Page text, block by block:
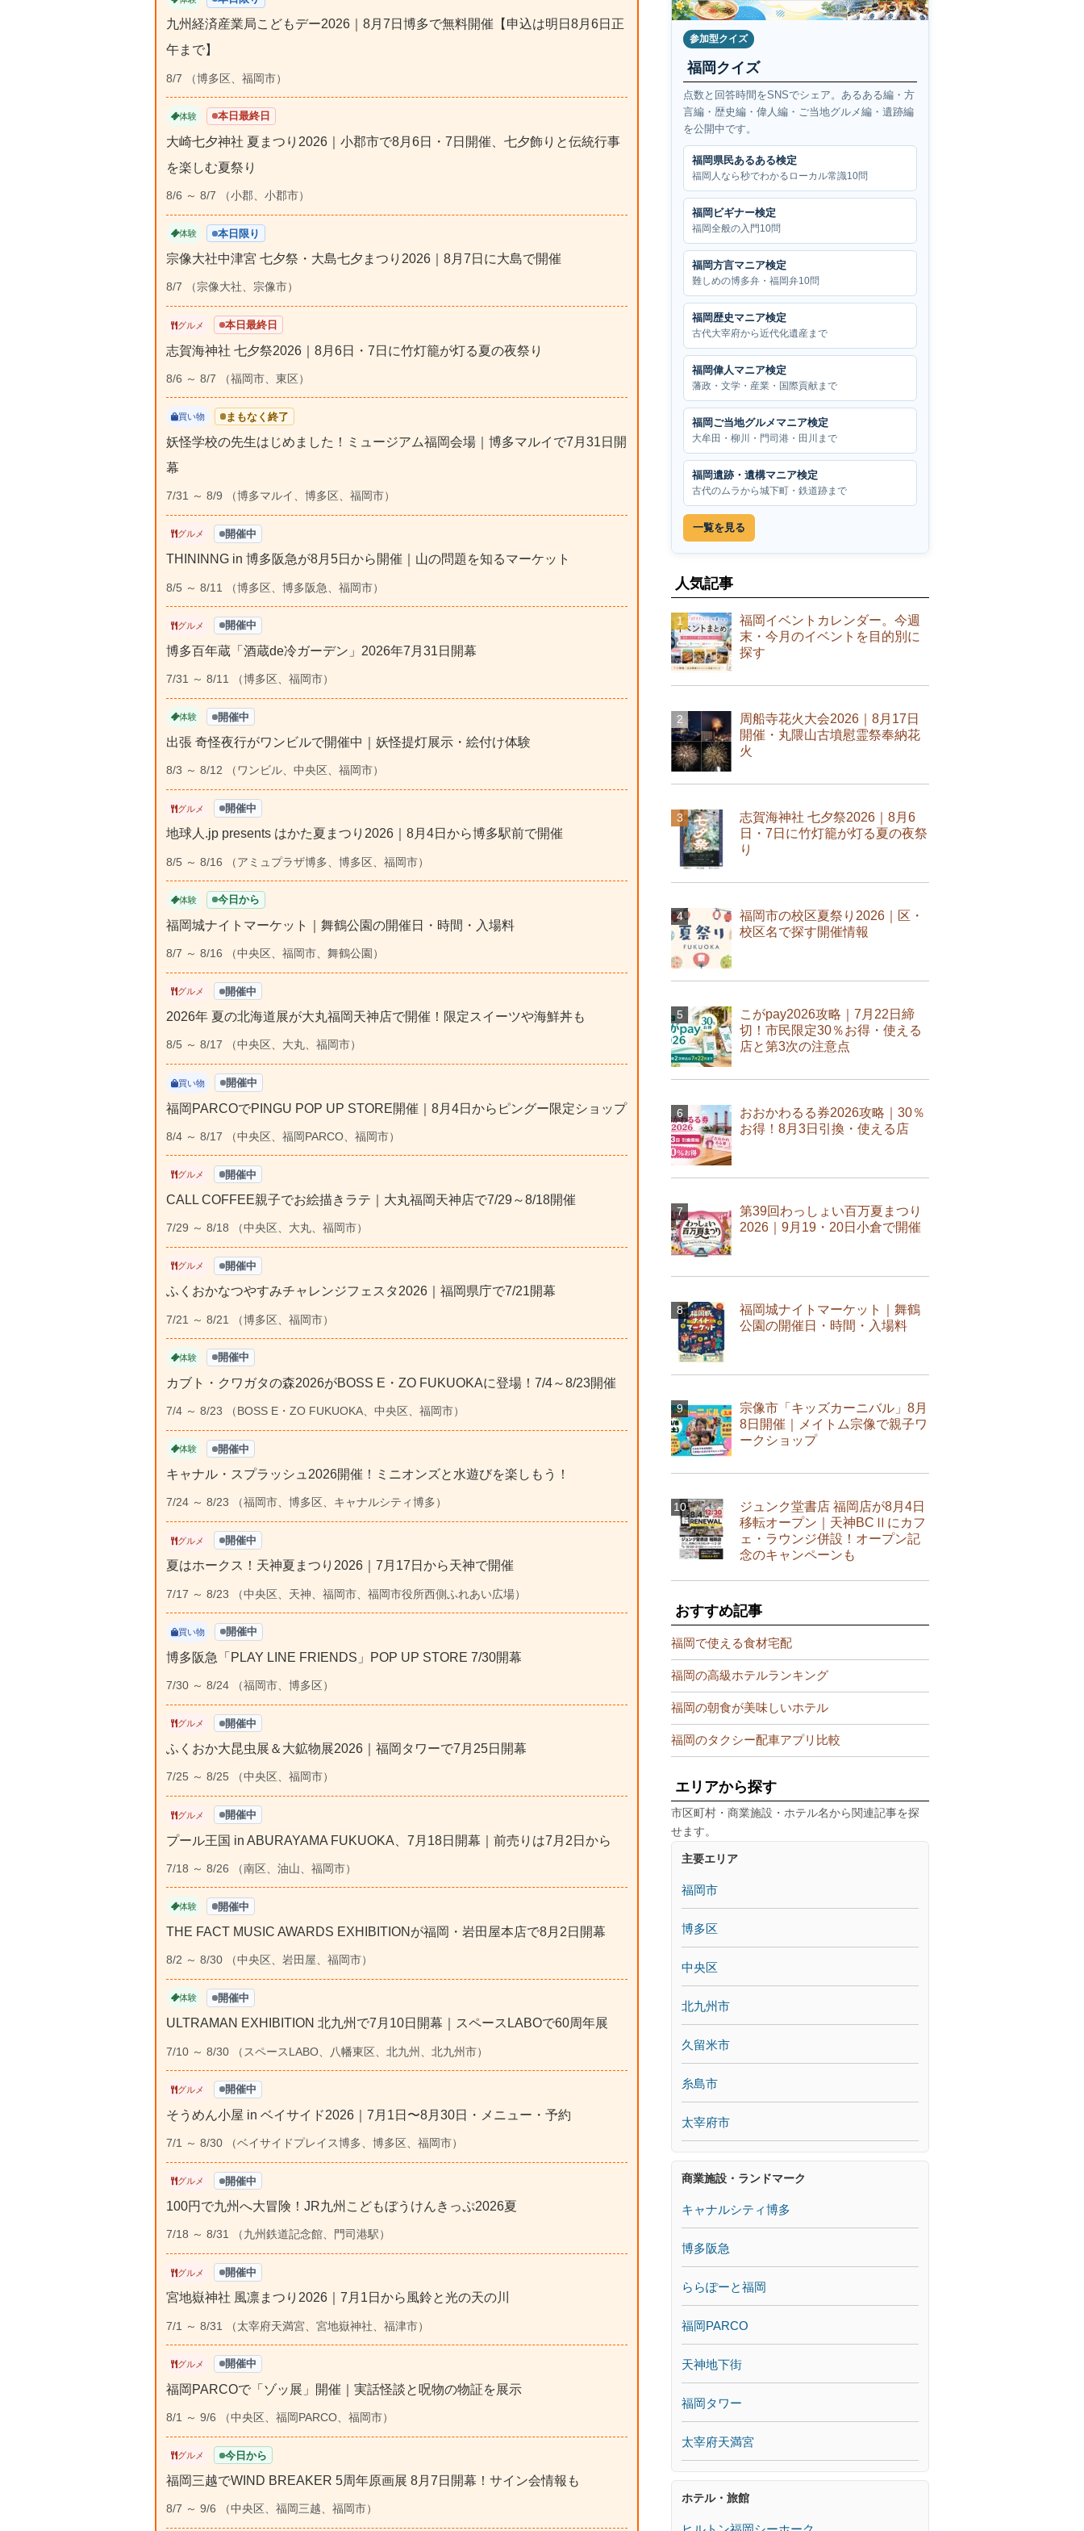
九州経済産業局こどもデー2026｜8月7日博多で無料開催【申込は明日8月6日正
午まで】
8/7 （博多区、福岡市）
体験 本日最終日
大崎七夕神社 夏まつり2026｜小郡市で8月6日・7日開催、七夕飾りと伝統行事
を楽しむ夏祭り
8/6 ～ 8/7 （小郡、小郡市）
体験 本日限り
宗像大社中津宮 七夕祭・大島七夕まつり2026｜8月7日に大島で開催
8/7 （宗像大社、宗像市）
グルメ 本日最終日
志賀海神社 七夕祭2026｜8月6日・7日に竹灯籠が灯る夏の夜祭り
8/6 ～ 8/7 （福岡市、東区）
買い物 まもなく終了
妖怪学校の先生はじめました！ミュージアム福岡会場｜博多マルイで7月31日開
幕
7/31 ～ 8/9 （博多マルイ、博多区、福岡市）
グルメ 開催中
THININNG in 博多阪急が8月5日から開催｜山の問題を知るマーケット
8/5 ～ 8/11 （博多区、博多阪急、福岡市）
グルメ 開催中
博多百年蔵「酒蔵de冷ガーデン」2026年7月31日開幕
7/31 ～ 8/11 （博多区、福岡市）
体験 開催中
出張 奇怪夜行がワンビルで開催中｜妖怪提灯展示・絵付け体験
8/3 ～ 8/12 （ワンビル、中央区、福岡市）
グルメ 開催中
地球人.jp presents はかた夏まつり2026｜8月4日から博多駅前で開催
8/5 ～ 8/16 （アミュプラザ博多、博多区、福岡市）
体験 今日から
福岡城ナイトマーケット｜舞鶴公園の開催日・時間・入場料
8/7 ～ 8/16 （中央区、福岡市、舞鶴公園）
グルメ 開催中
2026年 夏の北海道展が大丸福岡天神店で開催！限定スイーツや海鮮丼も
8/5 ～ 8/17 （中央区、大丸、福岡市）
買い物 開催中
福岡PARCOでPINGU POP UP STORE開催｜8月4日からピングー限定ショップ
8/4 ～ 8/17 （中央区、福岡PARCO、福岡市）
グルメ 開催中
CALL COFFEE親子でお絵描きラテ｜大丸福岡天神店で7/29～8/18開催
7/29 ～ 8/18 （中央区、大丸、福岡市）
グルメ 開催中
ふくおかなつやすみチャレンジフェスタ2026｜福岡県庁で7/21開幕
7/21 ～ 8/21 （博多区、福岡市）
体験 開催中
カブト・クワガタの森2026がBOSS E・ZO FUKUOKAに登場！7/4～8/23開催
7/4 ～ 8/23 （BOSS E・ZO FUKUOKA、中央区、福岡市）
体験 開催中
キャナル・スプラッシュ2026開催！ミニオンズと水遊びを楽しもう！
7/24 ～ 8/23 （福岡市、博多区、キャナルシティ博多）
グルメ 開催中
夏はホークス！天神夏まつり2026｜7月17日から天神で開催
7/17 ～ 8/23 （中央区、天神、福岡市、福岡市役所西側ふれあい広場）
買い物 開催中
博多阪急「PLAY LINE FRIENDS」POP UP STORE 7/30開幕
7/30 ～ 8/24 （福岡市、博多区）
グルメ 開催中
ふくおか大昆虫展＆大鉱物展2026｜福岡タワーで7月25日開幕
7/25 ～ 8/25 （中央区、福岡市）
グルメ 開催中
プール王国 in ABURAYAMA FUKUOKA、7月18日開幕｜前売りは7月2日から
7/18 ～ 8/26 （南区、油山、福岡市）
体験 開催中
THE FACT MUSIC AWARDS EXHIBITIONが福岡・岩田屋本店で8月2日開幕
8/2 ～ 8/30 （中央区、岩田屋、福岡市）
体験 開催中
ULTRAMAN EXHIBITION 北九州で7月10日開幕｜スペースLABOで60周年展
7/10 ～ 8/30 （スペースLABO、八幡東区、北九州、北九州市）
グルメ 開催中
そうめん小屋 in ベイサイド2026｜7月1日〜8月30日・メニュー・予約
7/1 ～ 8/30 （ベイサイドプレイス博多、博多区、福岡市）
グルメ 開催中
100円で九州へ大冒険！JR九州こどもぼうけんきっぷ2026夏
7/18 ～ 8/31 （九州鉄道記念館、門司港駅）
グルメ 開催中
宮地嶽神社 風凛まつり2026｜7月1日から風鈴と光の天の川
7/1 ～ 8/31 （太宰府天満宮、宮地嶽神社、福津市）
グルメ 開催中
福岡PARCOで「ゾッ展」開催｜実話怪談と呪物の物証を展示
8/1 ～ 9/6 （中央区、福岡PARCO、福岡市）
グルメ 今日から
福岡三越でWIND BREAKER 5周年原画展 8月7日開幕！サイン会情報も
8/7 ～ 9/6 （中央区、福岡三越、福岡市）
参加型クイズ
福岡クイズ
点数と回答時間をSNSでシェア。あるある編・方
言編・歴史編・偉人編・ご当地グルメ編・遺跡編
を公開中です。
福岡県民あるある検定
福岡人なら秒でわかるローカル常識10問
福岡ビギナー検定
福岡全般の入門10問
福岡方言マニア検定
難しめの博多弁・福岡弁10問
福岡歴史マニア検定
古代大宰府から近代化遺産まで
福岡偉人マニア検定
藩政・文学・産業・国際貢献まで
福岡ご当地グルメマニア検定
大牟田・柳川・門司港・田川まで
福岡遺跡・遺構マニア検定
古代のムラから城下町・鉄道跡まで
一覧を見る
人気記事
福岡イベントカレンダー。今週
末・今月のイベントを目的別に
探す
周船寺花火大会2026｜8月17日
開催・丸隈山古墳慰霊祭奉納花
火
志賀海神社 七夕祭2026｜8月6
日・7日に竹灯籠が灯る夏の夜祭
り
福岡市の校区夏祭り2026｜区・
校区名で探す開催情報
こがpay2026攻略｜7月22日締
切！市民限定30％お得・使える
店と第3次の注意点
おおかわるる券2026攻略｜30％
お得！8月3日引換・使える店
第39回わっしょい百万夏まつり
2026｜9月19・20日小倉で開催
福岡城ナイトマーケット｜舞鶴
公園の開催日・時間・入場料
宗像市「キッズカーニバル」8月
8日開催｜メイトム宗像で親子ワ
ークショップ
ジュンク堂書店 福岡店が8月4日
移転オープン｜天神BCⅡにカフ
ェ・ラウンジ併設！オープン記
念のキャンペーンも
おすすめ記事
福岡で使える食材宅配
福岡の高級ホテルランキング
福岡の朝食が美味しいホテル
福岡のタクシー配車アプリ比較
エリアから探す
市区町村・商業施設・ホテル名から関連記事を探
せます。
主要エリア
福岡市
博多区
中央区
北九州市
久留米市
糸島市
太宰府市
商業施設・ランドマーク
キャナルシティ博多
博多阪急
ららぽーと福岡
福岡PARCO
天神地下街
福岡タワー
太宰府天満宮
ホテル・旅館